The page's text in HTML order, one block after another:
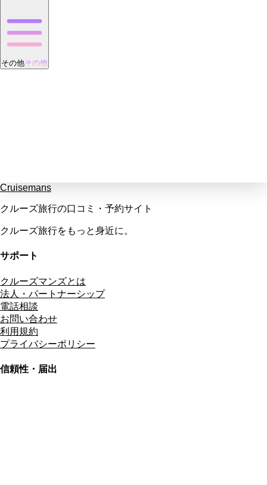
その他その他
Cruisemans
クルーズ旅行の口コミ・予約サイト
クルーズ旅行をもっと身近に。
サポート
クルーズマンズとは
法人・パートナーシップ
電話相談
お問い合わせ
利用規約
プライバシーポリシー
信頼性・届出